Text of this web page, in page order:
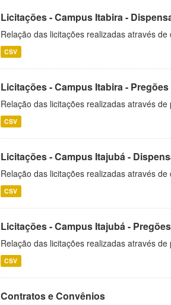
Licitações - Campus Itabira -
Relação das licitações realizadas através
CSV
Licitações - Campus Itabira -
Relação das licitações realizadas através
CSV
Licitações - Campus Itajubá -
Relação das licitações realizadas através
CSV
Licitações - Campus Itajubá -
Relação das licitações realizadas através
CSV
Contratos e Convênios